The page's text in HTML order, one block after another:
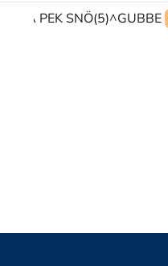
TÄNKA PEK SNÖ(5)^GUBBE